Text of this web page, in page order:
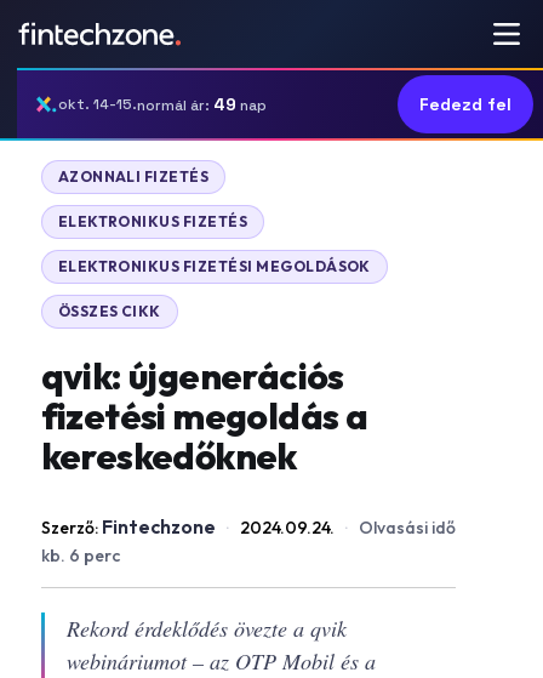
okt. 14-15.normál ár: 49 nap Fedezd fel
AZONNALI FIZETÉS
ELEKTRONIKUS FIZETÉS
ELEKTRONIKUS FIZETÉSI MEGOLDÁSOK
ÖSSZES CIKK
qvik: újgenerációs
fizetési megoldás a
kereskedőknek
Szerző: Fintechzone · 2024.09.24. · Olvasási idő
kb. 6 perc
Rekord érdeklődés övezte a qvik
webináriumot – az OTP Mobil és a